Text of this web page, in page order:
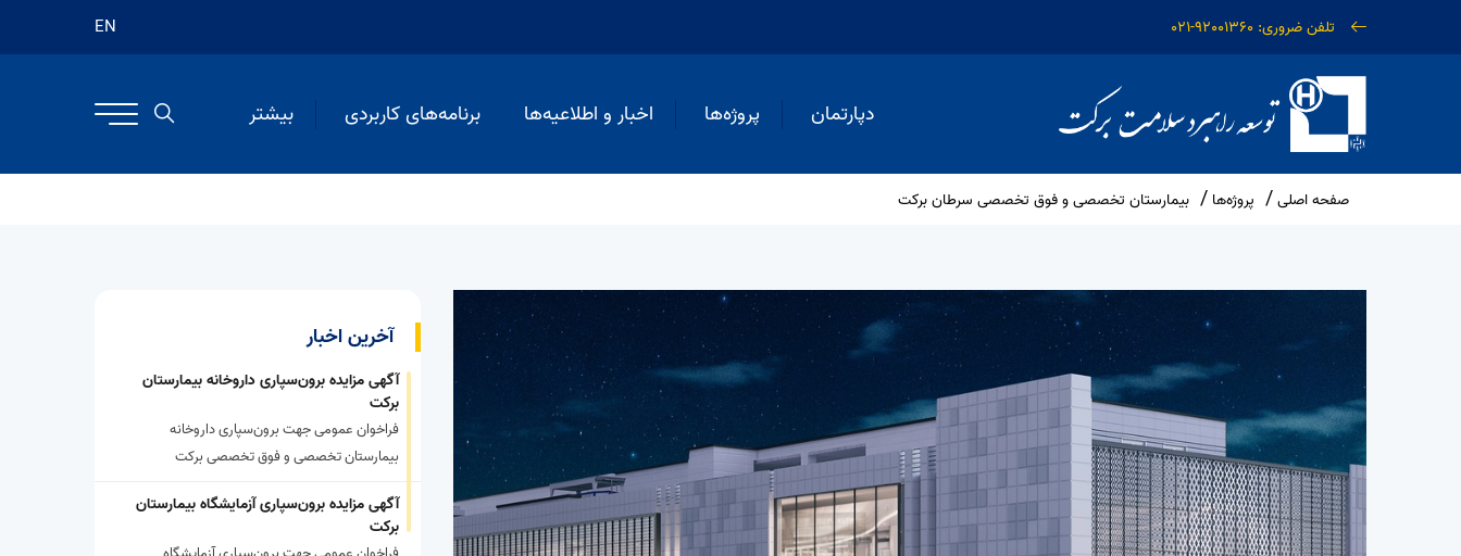
تلفن ضروری: 92001360-021 EN
دپارتمان پروژه‌ها اخبار و اطلاعیه‌ها برنامه‌های کاربردی بیشتر
صفحه اصلی پروژه‌ها بیمارستان تخصصی و فوق تخصصی سرطان برکت
آخرین اخبار
آگهی مزایده برون‌سپاری داروخانه بیمارستان
برکت
فراخوان عمومی جهت برون‌سپاری داروخانه
بیمارستان تخصصی و فوق تخصصی برکت
آگهی مزایده برون‌سپاری آزمایشگاه بیمارستان
برکت